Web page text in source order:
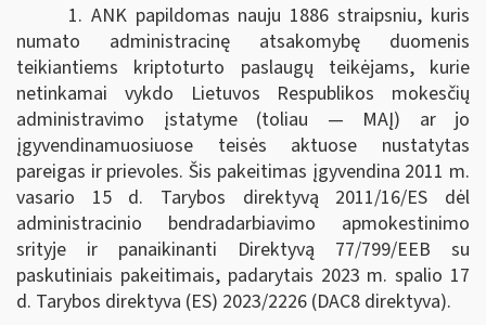
1. ANK papildomas nauju 1886 straipsniu, kuris
numato administracinę atsakomybę duomenis
teikiantiems kriptoturto paslaugų teikėjams, kurie
netinkamai vykdo Lietuvos Respublikos mokesčių
administravimo įstatyme (toliau — MAĮ) ar jo
įgyvendinamuosiuose teisės aktuose nustatytas
pareigas ir prievoles. Šis pakeitimas įgyvendina 2011 m.
vasario 15 d. Tarybos direktyvą 2011/16/ES dėl
administracinio bendradarbiavimo apmokestinimo
srityje ir panaikinanti Direktyvą 77/799/EEB su
paskutiniais pakeitimais, padarytais 2023 m. spalio 17
d. Tarybos direktyva (ES) 2023/2226 (DAC8 direktyva).